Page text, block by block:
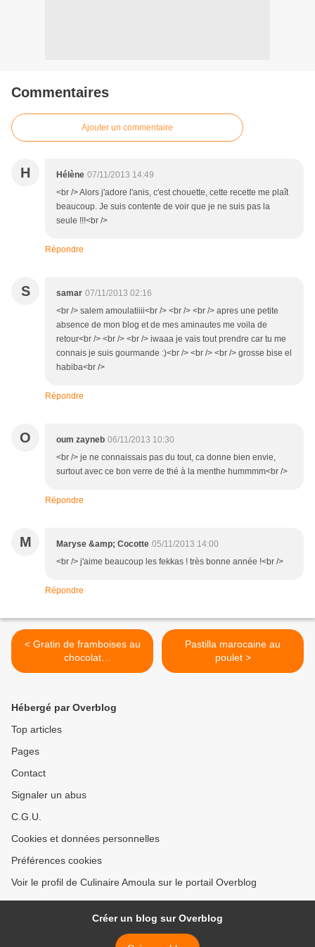
Commentaires
Ajouter un commentaire
H Hélène 07/11/2013 14:49
<br /> Alors j'adore l'anis, c'est chouette, cette recette me plaît
beaucoup. Je suis contente de voir que je ne suis pas la
seule !!!<br />
Répondre
S samar 07/11/2013 02:16
<br /> salem amoulatiiii<br /> <br /> <br /> apres une petite
absence de mon blog et de mes aminautes me voila de
retour<br /> <br /> <br /> iwaaa je vais tout prendre car tu me
connais je suis gourmande :)<br /> <br /> <br /> grosse bise el
habiba<br />
Répondre
O oum zayneb 06/11/2013 10:30
<br /> je ne connaissais pas du tout, ca donne bien envie,
surtout avec ce bon verre de thé à la menthe hummmm<br />
Répondre
M Maryse &amp; Cocotte 05/11/2013 14:00
<br /> j'aime beaucoup les fekkas ! très bonne année !<br />
Répondre
< Gratin de framboises au
chocolat
http://www.culinaireamoula.
120930411.html
Pastilla marocaine au
poulet >
Hébergé par Overblog
Top articles
Pages
Contact
Signaler un abus
C.G.U.
Cookies et données personnelles
Préférences cookies
Voir le profil de Culinaire Amoula sur le portail Overblog
Créer un blog sur Overblog